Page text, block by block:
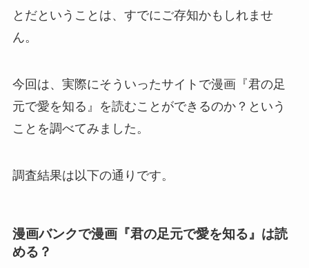
とだということは、すでにご存知かもしれませ
ん。
今回は、実際にそういったサイトで漫画『君の足
元で愛を知る』を読むことができるのか？という
ことを調べてみました。
調査結果は以下の通りです。
漫画バンクで漫画『君の足元で愛を知る』は読
める？